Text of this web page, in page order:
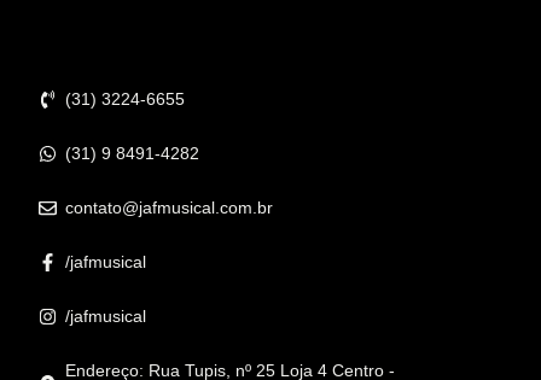
(31) 3224-6655
(31) 9 8491-4282
contato@jafmusical.com.br
/jafmusical
/jafmusical
Endereço: Rua Tupis, nº 25 Loja 4 Centro -